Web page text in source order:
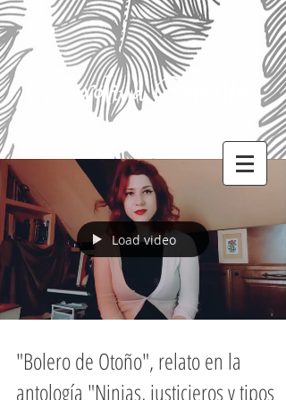
Carolina Corvillo
Load video
"Bolero de Otoño", relato en la
antología "Ninjas, justicieros y tipos